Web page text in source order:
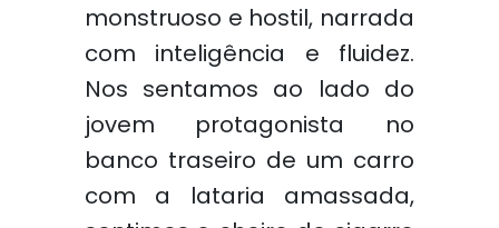
monstruoso e hostil, narrada
com inteligência e fluidez.
Nos sentamos ao lado do
jovem protagonista no
banco traseiro de um carro
com a lataria amassada,